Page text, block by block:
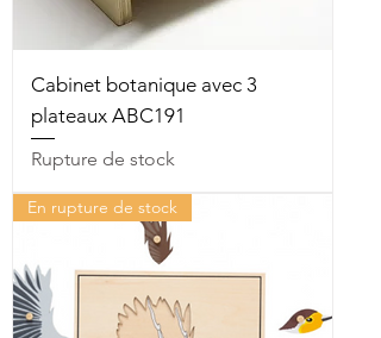
Cabinet botanique avec 3
plateaux ABC191
Rupture de stock
En rupture de stock